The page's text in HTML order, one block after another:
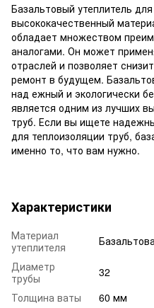
Базальтовый утеплитель
высококачественный
обладает множеством
аналогами. Он может
отраслей и позволяет
ремонт в будущем.
над ежный и экологически
является одним из лучших
труб. Если вы ищете
для теплоизоляции труб,
именно то, что вам нужно.
Характеристики
Материал
утеплителя
Диаметр
трубы
32
Толщина ваты
60 мм